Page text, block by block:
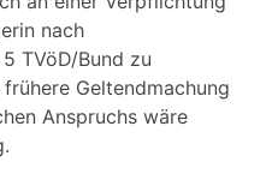
nach
TVöD/Bund zu
Geltendmachung
Anspruchs wäre